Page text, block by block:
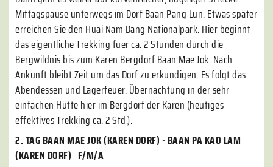
Mittagspause unterwegs im Dorf Baan Pang Lun. Etwas später
erreichen Sie den Huai Nam Dang Nationalpark. Hier beginnt
das eigentliche Trekking fuer ca. 2 Stunden durch die
Bergwildnis bis zum Karen Bergdorf Baan Mae Jok. Nach
Ankunft bleibt Zeit um das Dorf zu erkundigen. Es folgt das
Abendessen und Lagerfeuer. Übernachtung in der sehr
einfachen Hütte hier im Bergdorf der Karen (heutiges
effektives Trekking ca. 2 Std.).
2. TAG BAAN MAE JOK (KAREN DORF) - BAAN PA KAO LAM
(KAREN DORF) F/M/A